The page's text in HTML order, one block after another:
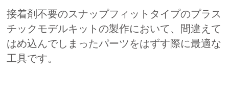
接着剤不要のスナップフィットタイプのプラス
チックモデルキットの製作において、間違えて
はめ込んでしまったパーツをはずす際に最適な
工具です。